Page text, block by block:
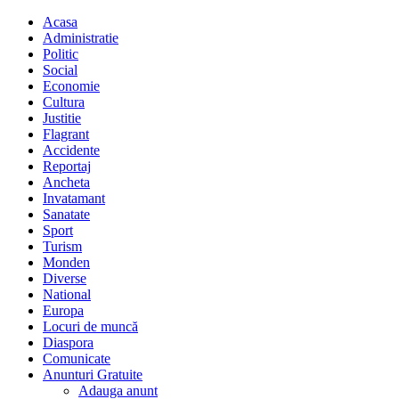
Acasa
Administratie
Politic
Social
Economie
Cultura
Justitie
Flagrant
Accidente
Reportaj
Ancheta
Invatamant
Sanatate
Sport
Turism
Monden
Diverse
National
Europa
Locuri de muncă
Diaspora
Comunicate
Anunturi Gratuite
Adauga anunt